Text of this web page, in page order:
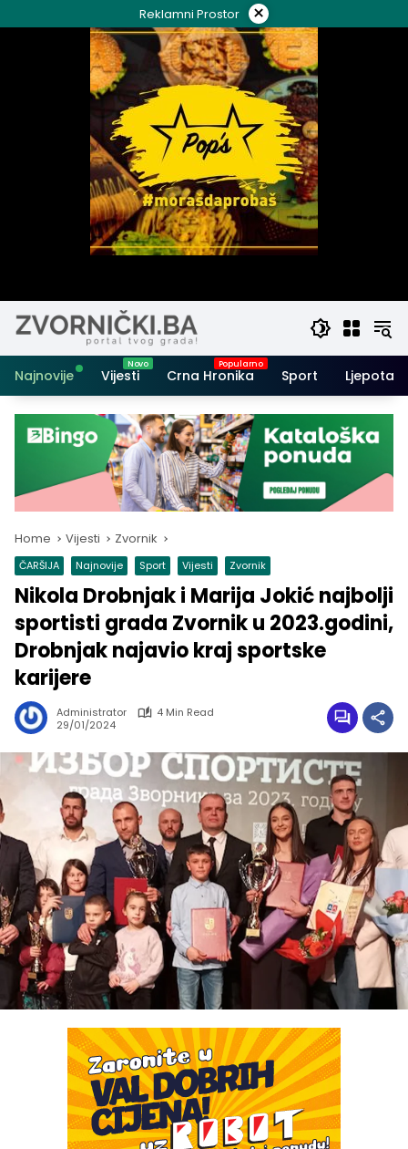
to
Reklamni Prostor ×
Najnovije Vijesti Crna Hronika Sport Ljepota i
Home Vijesti Zvornik
ČARŠIJA Najnovije Sport Vijesti Zvornik
Nikola Drobnjak i Marija Jokić najbolji
sportisti grada Zvornik u 2023.godini,
Drobnjak najavio kraj sportske
karijere
Administrator
4 Min Read
29/01/2024